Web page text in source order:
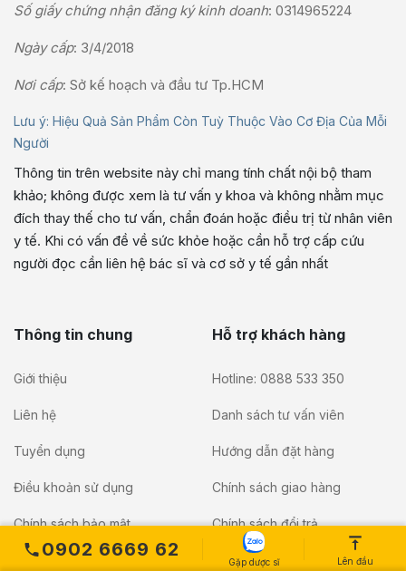
0902 6669 62
Gặp dược sĩ Lên đầu
Số giấy chứng nhận đăng ký kinh doanh: 0314965224
Ngày cấp: 3/4/2018
Nơi cấp: Sở kế hoạch và đầu tư Tp.HCM
Lưu ý: Hiệu Quả Sản Phẩm Còn Tuỳ Thuộc Vào Cơ Địa Của Mỗi
Người
Thông tin trên website này chỉ mang tính chất nội bộ tham
khảo; không được xem là tư vấn y khoa và không nhằm mục
đích thay thế cho tư vấn, chẩn đoán hoặc điều trị từ nhân viên
y tế. Khi có vấn đề về sức khỏe hoặc cần hỗ trợ cấp cứu
người đọc cần liên hệ bác sĩ và cơ sở y tế gần nhất
Thông tin chung
Giới thiệu
Liên hệ
Tuyển dụng
Điều khoản sử dụng
Chính sách bảo mật
Hỗ trợ khách hàng
Hotline: 0888 533 350
Danh sách tư vấn viên
Hướng dẫn đặt hàng
Chính sách giao hàng
Chính sách đổi trả